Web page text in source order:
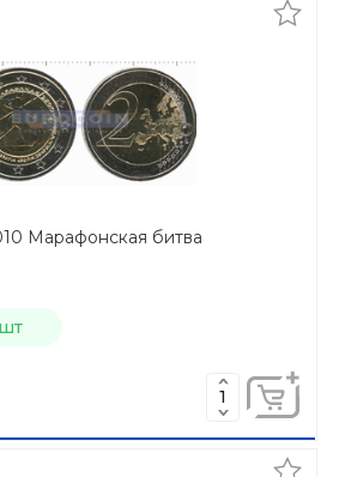
Марафонская битва